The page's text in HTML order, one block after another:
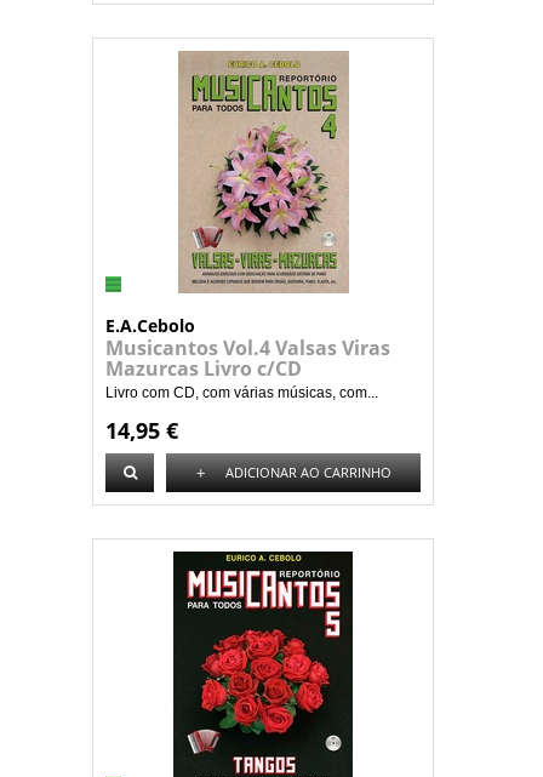
E.A.Cebolo
Musicantos Vol.4 Valsas Viras
Mazurcas Livro c/CD
Livro com CD, com várias músicas, com...
14,95 €
+ ADICIONAR AO CARRINHO